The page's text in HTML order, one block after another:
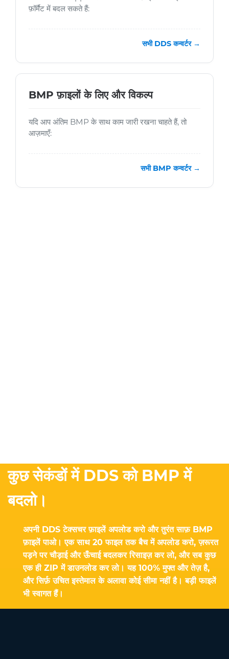
फ़ॉर्मैट में बदल सकते हैं:
सभी DDS कन्वर्टर →
BMP फ़ाइलों के लिए और विकल्प
यदि आप अंतिम BMP के साथ काम जारी रखना चाहते हैं, तो
आज़माएँ:
सभी BMP कन्वर्टर →
कुछ सेकंडों में DDS को BMP में
बदलो।
अपनी DDS टेक्सचर फ़ाइलें अपलोड करो और तुरंत साफ़ BMP
फ़ाइलें पाओ। एक साथ 20 फाइल तक बैच में अपलोड करो, ज़रूरत
पड़ने पर चौड़ाई और ऊँचाई बदलकर रिसाइज़ कर लो, और सब कुछ
एक ही ZIP में डाउनलोड कर लो। यह 100% मुफ्त और तेज़ है,
और सिर्फ़ उचित इस्तेमाल के अलावा कोई सीमा नहीं है। बड़ी फाइलें
भी स्वागत हैं।